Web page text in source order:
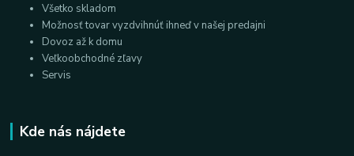
Všetko skladom
Možnosť tovar vyzdvihnúť ihneď v našej predajni
Dovoz až k domu
Veľkoobchodné zľavy
Servis
Kde nás nájdete